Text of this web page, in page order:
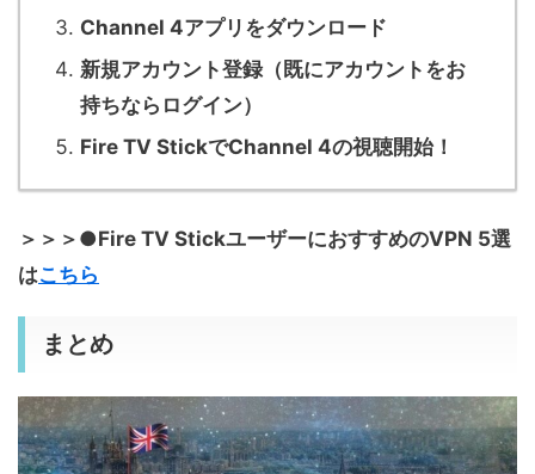
Channel 4アプリをダウンロード
新規アカウント登録（既にアカウントをお
持ちならログイン）
Fire TV StickでChannel 4の視聴開始！
＞＞＞●Fire TV StickユーザーにおすすめのVPN 5選
はこちら
まとめ